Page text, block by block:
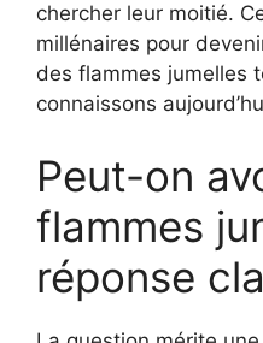
chercher leur moitié.
millénaires pour
des flammes jumelles
connaissons
Peut-on
flammes
réponse